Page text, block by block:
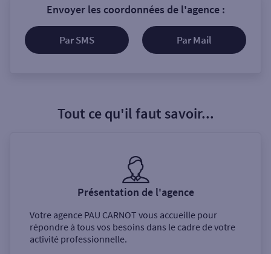
Envoyer les coordonnées de l'agence :
Par SMS Par Mail
Tout ce qu'il faut savoir...
Présentation de l'agence
Votre agence PAU CARNOT vous accueille pour
répondre à tous vos besoins dans le cadre de votre
activité professionnelle.